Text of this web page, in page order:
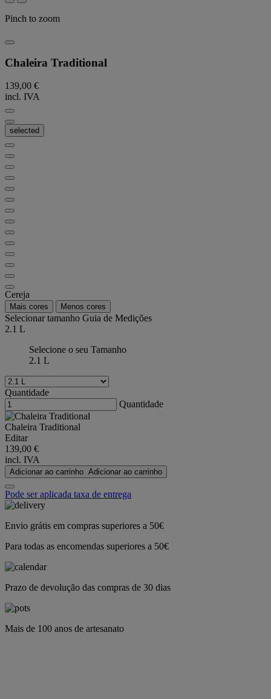
Pinch to zoom
Chaleira Traditional
139,00 €
incl. IVA
selected
Cereja
Mais cores Menos cores
Selecionar tamanho Guia de Medições
2.1 L
Selecione o seu Tamanho
2.1 L
Quantidade
Quantidade
Chaleira Traditional
Editar
139,00 €
incl. IVA
Adicionar ao carrinho Adicionar ao carrinho
Pode ser aplicada taxa de entrega
Envio grátis em compras superiores a 50€
Para todas as encomendas superiores a 50€
Prazo de devolução das compras de 30 dias
Mais de 100 anos de artesanato